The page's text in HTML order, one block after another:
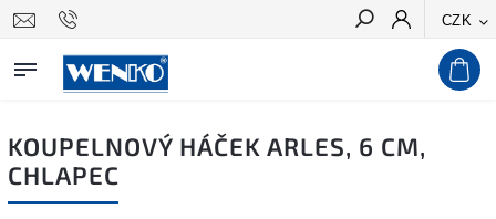
CZK
Hledat
KOUPELNOVÝ HÁČEK ARLES, 6 CM,
CHLAPEC